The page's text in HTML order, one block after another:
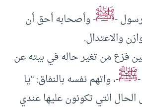
-ﷺ- وأصحابه أحق أن
والاعتدال.
فزع من تغير حاله في بيته عن
ﷺ-، واتهم نفسه بالنفاق: “يا
التي تكونون عليها عندي